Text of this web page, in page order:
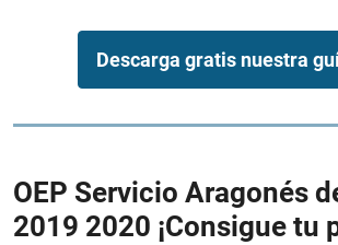
Descarga gratis nuestra
OEP Servicio Aragonés
2019 2020 ¡Consigue tu